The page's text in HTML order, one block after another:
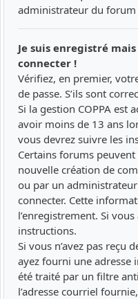
administrateur du forum
Je suis enregistré
connecter !
Vérifiez, en premier,
de passe. S’ils sont
Si la gestion COPPA est
avoir moins de 13 ans
vous devrez suivre les
Certains forums
nouvelle création de
ou par un
connecter. Cette
l’enregistrement. Si
instructions.
Si vous n’avez pas reçu
ayez fourni une adresse
été traité par un filtre
l’adresse courriel